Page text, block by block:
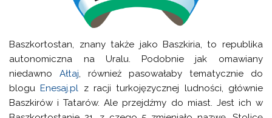
Baszkortostan, znany także jako Baszkiria, to republika
autonomiczna na Uralu. Podobnie jak omawiany
niedawnoAłtaj, również pasowałaby tematycznie do
bloguEnesaj.pl z racji turkojęzycznej ludności, głównie
Baszkirów i Tatarów. Ale przejdźmy do miast. Jest ich w